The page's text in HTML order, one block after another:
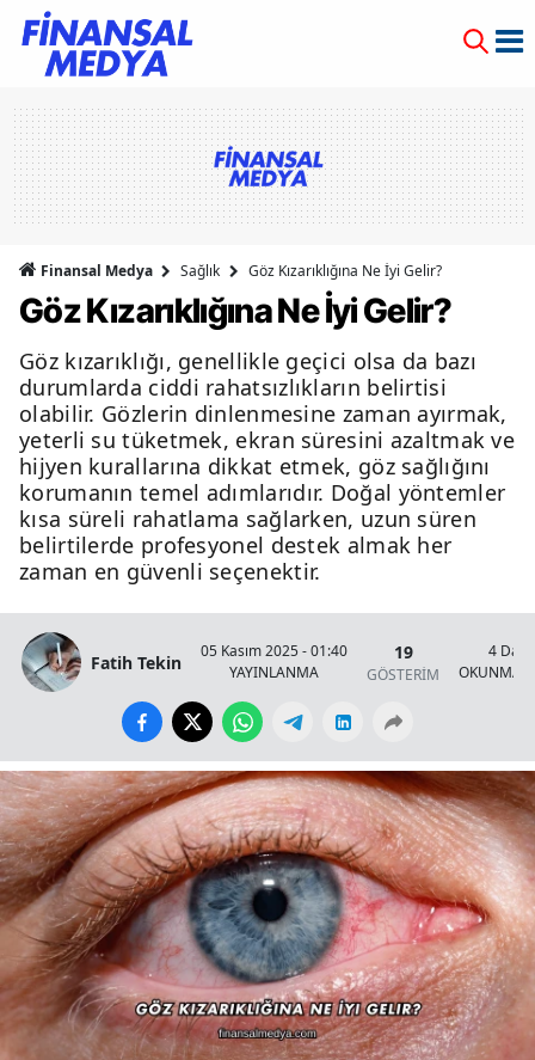
Finansal Medya Sağlık Göz Kızarıklığına Ne İyi Gelir?
Göz Kızarıklığına Ne İyi Gelir?
Göz kızarıklığı, genellikle geçici olsa da bazı
durumlarda ciddi rahatsızlıkların belirtisi
olabilir. Gözlerin dinlenmesine zaman ayırmak,
yeterli su tüketmek, ekran süresini azaltmak ve
hijyen kurallarına dikkat etmek, göz sağlığını
korumanın temel adımlarıdır. Doğal yöntemler
kısa süreli rahatlama sağlarken, uzun süren
belirtilerde profesyonel destek almak her
zaman en güvenli seçenektir.
Fatih Tekin
05 Kasım 2025 - 01:40
YAYINLANMA
19
GÖSTERİM
4
OKUNMA